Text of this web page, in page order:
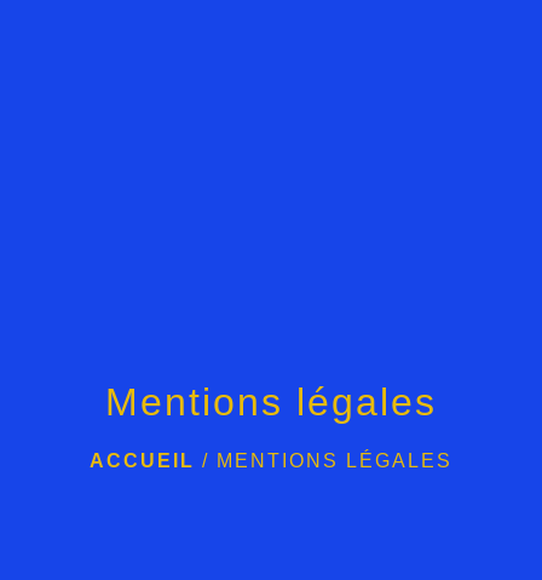
Mentions légales
ACCUEIL / MENTIONS LÉGALES